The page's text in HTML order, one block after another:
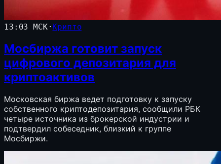
13:03 МСК· Крипто
Мосбиржа готовит запуск
цифрового депозитария для
криптоактивов
Московская биржа ведет подготовку к запуску
собственного криптодепозитария, сообщили РБК
четыре источника из брокерской индустрии и
подтвердил собеседник, близкий к группе
Мосбиржи.